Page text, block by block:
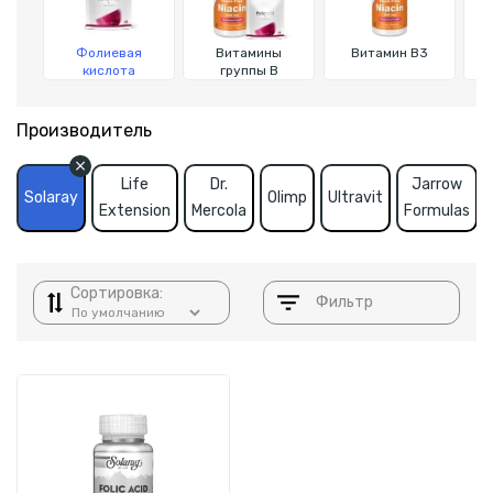
активный образ жизни.
Витамины
группы В
Витамин В3
Фолиевая
кислота
Производитель
Solaray
Life
Extension
Dr.
Mercola
Olimp Ultravit
Jarrow
Formulas
Сортировка: Фильтр